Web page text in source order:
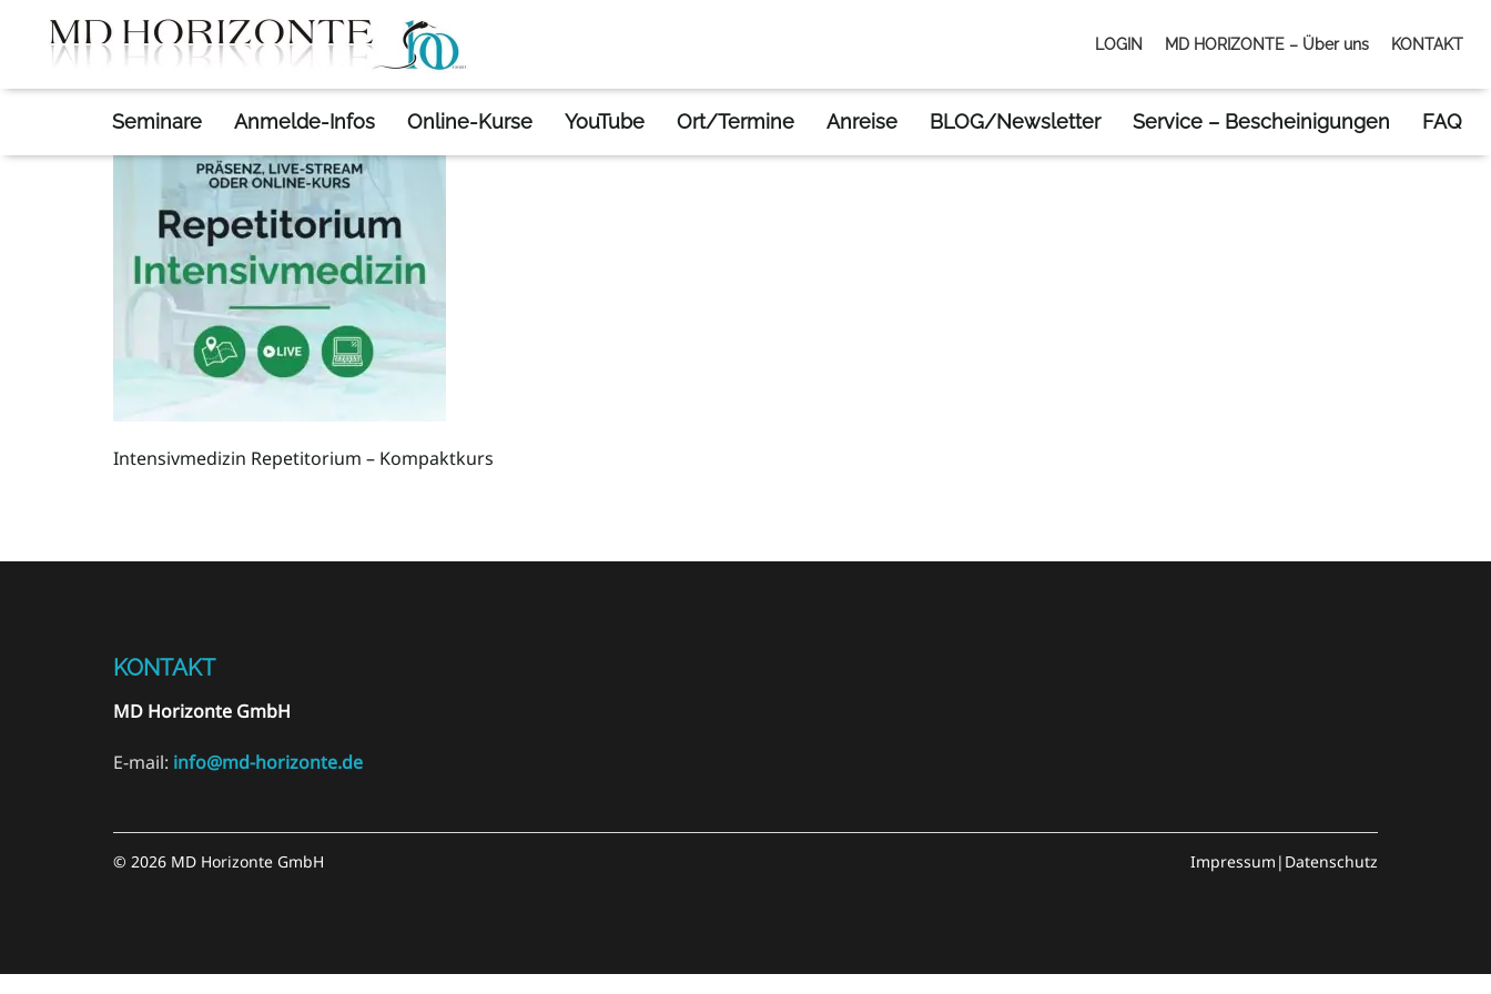
LOGIN MD HORIZONTE – Über uns KONTAKT
Seminare Anmelde-Infos Online-Kurse YouTube Ort/Termine Anreise BLOG/Newsletter Service – Bescheinigungen FAQ
HOME INTENSIVMEDIZIN REPETITORIUM
Intensivmedizin Repetitorium – Kompaktkurs
KONTAKT
MD Horizonte GmbH
E-mail: info@md-horizonte.de
© 2026 MD Horizonte GmbH Impressum | Datenschutz